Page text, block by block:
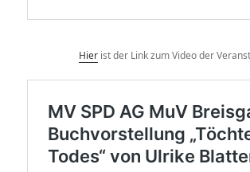
Hierist der Link zum Video der